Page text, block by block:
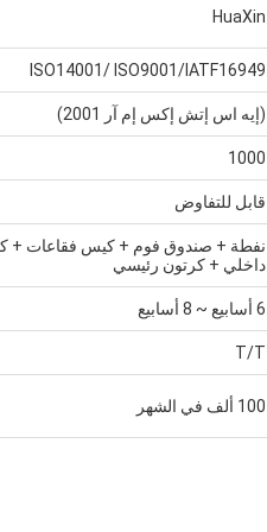
HuaXin
ISO14001/ ISO9001/IATF16949
(إيه اس إتش إكس إم آر 2001)
1000
قابل للتفاوض
نفطة + صندوق فوم + كيس فقاعات +
داخلي + كرتون رئيسي
6 أسابيع ~ 8 أسابيع
T/T
100 ألف في الشهر